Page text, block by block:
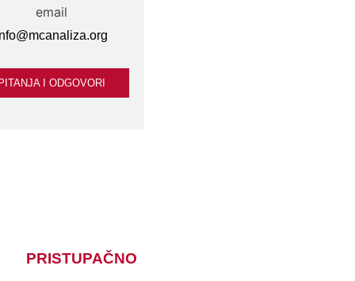
email
I ODGOVORI
PRISTUPAČNO